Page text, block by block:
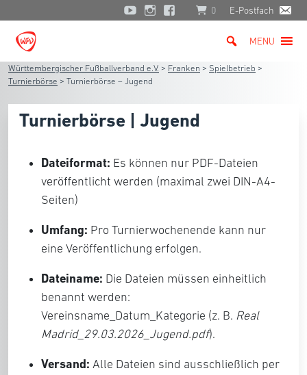
0 E-Postfach
MENU
Württembergischer Fußballverband e.V. > Franken > Spielbetrieb >
Turnierbörse > Turnierbörse – Jugend
Turnierbörse | Jugend
Dateiformat: Es können nur PDF-Dateien
veröffentlicht werden (maximal zwei DIN-A4-
Seiten)
Umfang: Pro Turnierwochenende kann nur
eine Veröffentlichung erfolgen.
Dateiname: Die Dateien müssen einheitlich
benannt werden:
Vereinsname_Datum_Kategorie (z. B. Real
Madrid_29.03.2026_Jugend.pdf).
Versand: Alle Dateien sind ausschließlich per